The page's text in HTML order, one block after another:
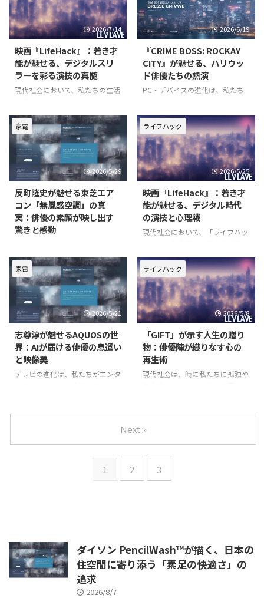
リティと感情の深さを獲得してい
ます。この進化の裏側には、最先
端のウェアラブル技術であるモー
ションキャプチャーが不可欠であ
査官たちの活躍を描いたのが、
2025年10月期に放送された連続
ドラマ『絶対零度～情報犯罪緊急
捜査～』です。この作品は、単
2026/7/14
映画『LifeHack』：若き才
能が魅せる、デジタルスリ
ラーを彩る演技の真髄
現代社会において、私たちの生活
ク」という概念は、単なる効率化
の技術に留まらず、時には倫理的
な問いを投げかけることもありま
す。2026年5月15日に公開された
イギリス映画『LifeHack』は、ま
さにそんなデジタ
2026/6/19
『CRIME BOSS: ROCKAY
CITY』が魅せる、ハリウッ
ド俳優たちの熱演
PC・デバイスの進化は、私たち
験をもたらしています。特にゲー
ムの世界では、グラフィックの向
上だけでなく、物語を彩るキャス
トの演技がより深く没入感を高め
る要素として注目されています。
今回は、その最たる例として、ハ
家電
2026/5/29
反町隆史が魅せる東芝エア
コン「無風感空調」の真
実：俳優の素顔が映し出す
驚きと感動
く、私たちの生活に新たな価値を
もたらし続けています。その中で
も、単なる機能性だけでなく、使
う人の心に響く体験を提供する製
品が注目を集めています。今回、
ご紹介するのは、俳優・反町隆史
さんがアンバサダーを務める東芝
ライフハック
2026/5/25
映画『LifeHack』：若き才
能が魅せる、デジタル時代
の演技と心理戦
現代社会において、「ライフハッ
効率化を超え、私たちの生き方そ
のものに深く関わる概念へと進化
しています。デジタル技術が生活
のあらゆる側面に浸透する中で、
私たちは常に新しい情報やツール
に適応し、時にはその裏側に潜む
家電
2026/5/21
志尊淳が魅せるAQUOSの世
界：AIが届ける俳優の息遣い
と映像美
テレビの進化は、私たちがエンタ
果たします。近年、シャープのテ
レビ「AQUOS」は、その最先
ライフハック
2026/5/8
「GIFT」が示す人生の贈り
物：俳優陣が織りなす心の
再生術
現代社会は、時に私たちに孤独や
分自身の内面と向き合うことで、
新たな「心の羅針盤」を見つけ出
すことができるでしょう。2026
1 2 3
Next »
ダイソン PencilWash™が描く、日本の
住空間に寄り添う「素足の快適さ」の
追求
2026/8/7